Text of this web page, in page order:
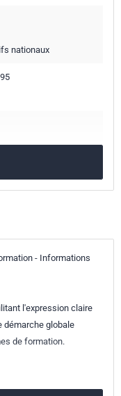
nationaux
- Informations
l'expression claire
démarche globale
de formation.